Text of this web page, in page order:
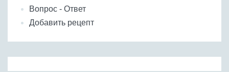
Вопрос - Ответ
Добавить рецепт